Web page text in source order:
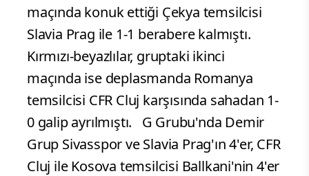
maçında konuk ettiği Çekya temsilcisi
Slavia Prag ile 1-1 berabere kalmıştı.
Kırmızı-beyazlılar, gruptaki ikinci
maçında ise deplasmanda Romanya
temsilcisi CFR Cluj karşısında sahadan 1-
0 galip ayrılmıştı. G Grubu'nda Demir
Grup Sivasspor ve Slavia Prag'ın 4'er, CFR
Cluj ile Kosova temsilcisi Ballkani'nin 4'er